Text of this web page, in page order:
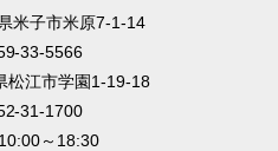
米子市米原7-1-14
33-5566
松江市学園1-19-18
31-1700
～18:30